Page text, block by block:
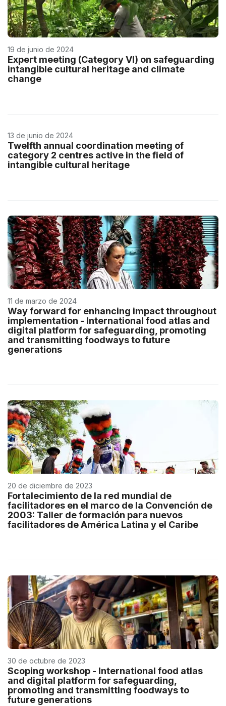
19 de junio de 2024
Expert meeting (Category VI) on safeguarding
intangible cultural heritage and climate
change
13 de junio de 2024
Twelfth annual coordination meeting of
category 2 centres active in the field of
intangible cultural heritage
11 de marzo de 2024
Way forward for enhancing impact throughout
implementation - International food atlas and
digital platform for safeguarding, promoting
and transmitting foodways to future
generations
20 de diciembre de 2023
Fortalecimiento de la red mundial de
facilitadores en el marco de la Convención de
2003: Taller de formación para nuevos
facilitadores de América Latina y el Caribe
30 de octubre de 2023
Scoping workshop - International food atlas
and digital platform for safeguarding,
promoting and transmitting foodways to
future generations